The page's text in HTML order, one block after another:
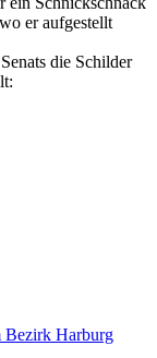
er aufgestellt
die Schilder
Bezirk Harburg